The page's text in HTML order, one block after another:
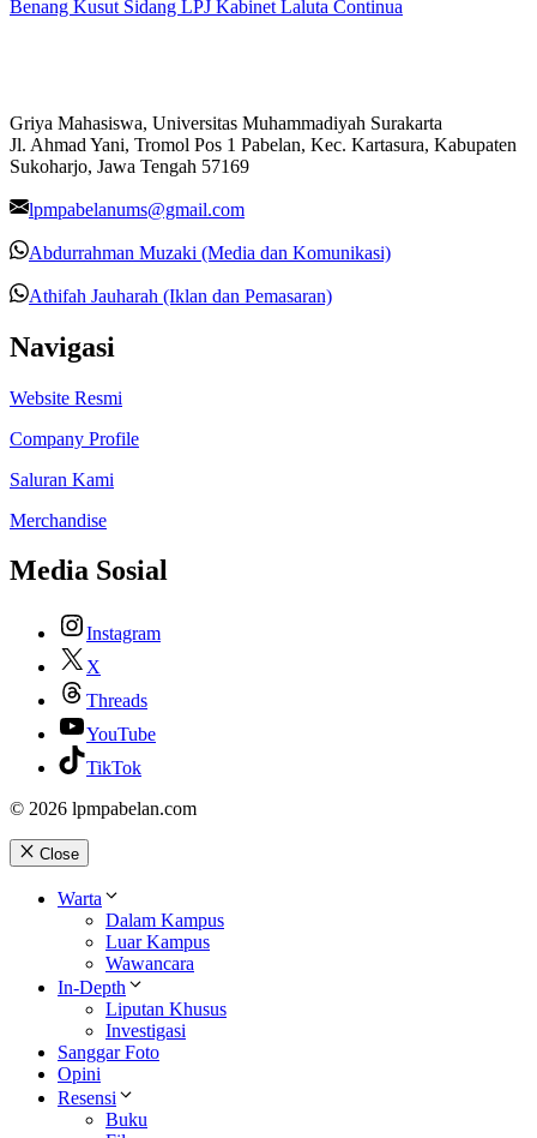
Benang Kusut Sidang LPJ Kabinet Laluta Continua
Griya Mahasiswa, Universitas Muhammadiyah Surakarta
Jl. Ahmad Yani, Tromol Pos 1 Pabelan, Kec. Kartasura, Kabupaten
Sukoharjo, Jawa Tengah 57169
lpmpabelanums@gmail.com
Abdurrahman Muzaki (Media dan Komunikasi)
Athifah Jauharah (Iklan dan Pemasaran)
Navigasi
Website Resmi
Company Profile
Saluran Kami
Merchandise
Media Sosial
Instagram
X
Threads
YouTube
TikTok
© 2026 lpmpabelan.com
Close
Warta
Dalam Kampus
Luar Kampus
Wawancara
In-Depth
Liputan Khusus
Investigasi
Sanggar Foto
Opini
Resensi
Buku